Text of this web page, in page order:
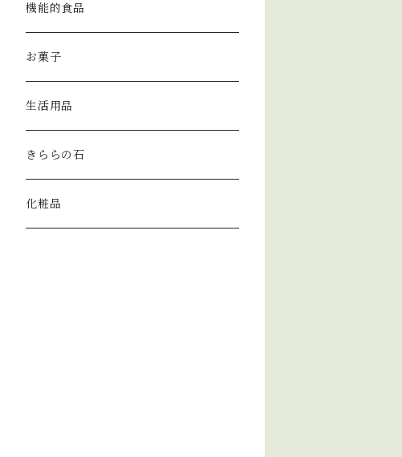
機能的食品
お菓子
生活用品
きららの石
化粧品